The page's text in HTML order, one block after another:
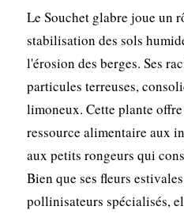
Le Souchet glabre joue un
stabilisation des sols
l'érosion des berges. Ses
particules terreuses,
limoneux. Cette plante
ressource alimentaire aux
aux petits rongeurs qui
Bien que ses fleurs
pollinisateurs spécialisés,